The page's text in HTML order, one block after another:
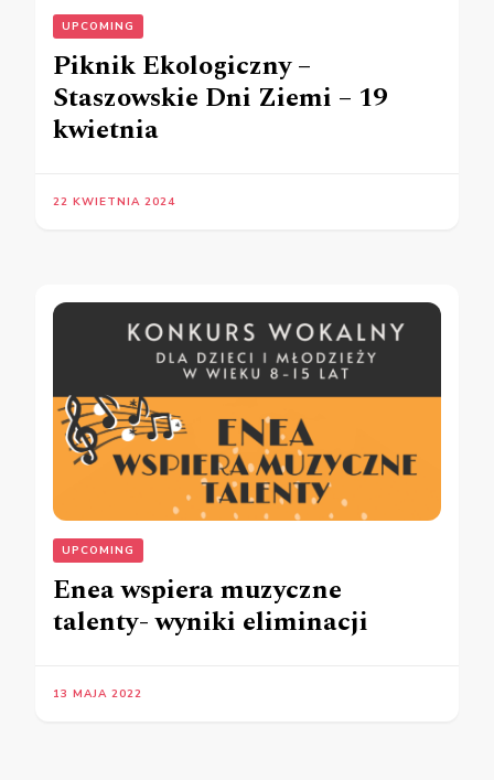
UPCOMING
Piknik Ekologiczny –
Staszowskie Dni Ziemi – 19
kwietnia
22 KWIETNIA 2024
UPCOMING
Enea wspiera muzyczne
talenty- wyniki eliminacji
13 MAJA 2022